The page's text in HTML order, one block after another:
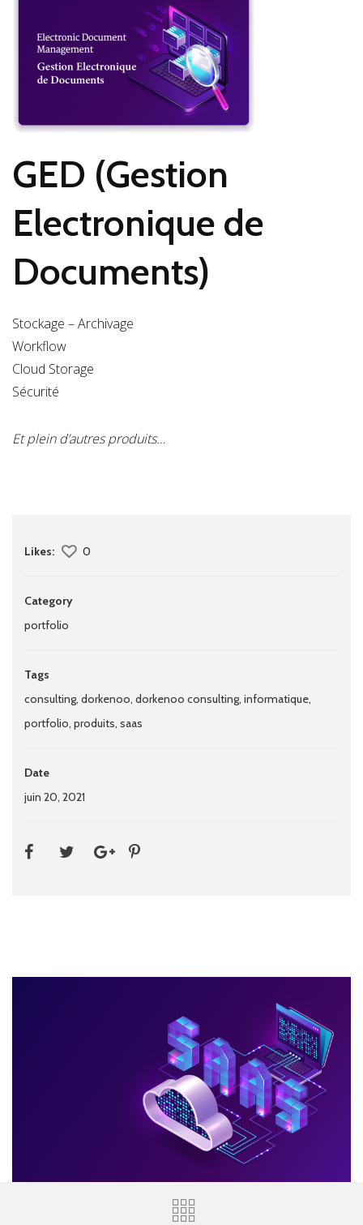
GED (Gestion
Electronique de
Documents)
Stockage – Archivage
Workflow
Cloud Storage
Sécurité
Et plein d’autres produits…
Likes: 0
Category
portfolio
Tags
consulting, dorkenoo, dorkenoo consulting, informatique,
portfolio, produits, saas
Date
juin 20, 2021